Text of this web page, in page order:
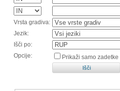
Vrsta gradiva:
Jezik:
Išči po:
Opcije:
Prikaži samo